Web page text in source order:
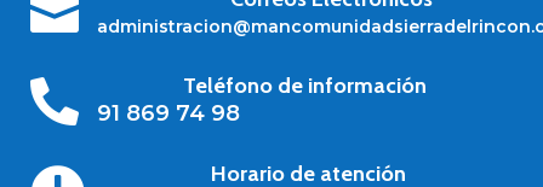


Teléfono de información
91 869 74 98
Horario de atención